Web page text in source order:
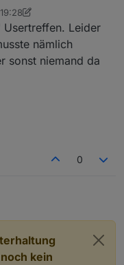
3. Feb. 2025, 20:29
Usertreffen. Leider
nämlich
sonst niemand da
0
kein